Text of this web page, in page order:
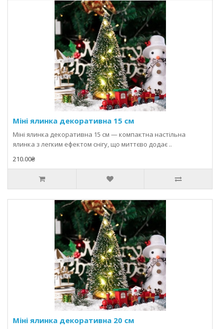
Міні ялинка декоративна 15 см
Міні ялинка декоративна 15 см — компактна настільна
ялинка з легким ефектом снігу, що миттєво додає ..
210.00₴
Міні ялинка декоративна 20 см